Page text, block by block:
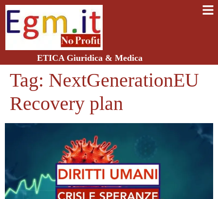
ETICA Giuridica & Medica
Tag: NextGenerationEU
Recovery plan